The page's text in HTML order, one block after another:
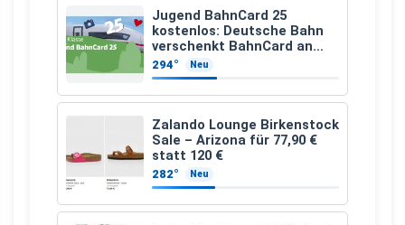
Jugend BahnCard 25
kostenlos: Deutsche Bahn
verschenkt BahnCard an
Kinder und Jugendliche
294° Neu
Zalando Lounge Birkenstock
Sale – Arizona für 77,90 €
statt 120 €
282° Neu